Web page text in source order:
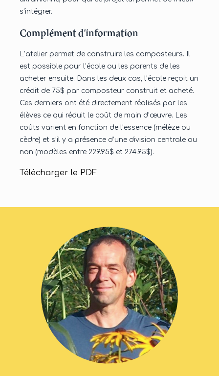
s’intégrer.
Complément d'information
L’atelier permet de construire les composteurs. Il
est possible pour l’école ou les parents de les
acheter ensuite. Dans les deux cas, l’école reçoit un
crédit de 75$ par composteur construit et acheté.
Ces derniers ont été directement réalisés par les
élèves ce qui réduit le coût de main d’œuvre. Les
coûts varient en fonction de l’essence (mélèze ou
cèdre) et s’il y a présence d’une division centrale ou
non (modèles entre 229.95$ et 274.95$).